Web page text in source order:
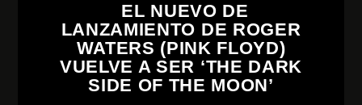
EL NUEVO DE
LANZAMIENTO DE ROGER
WATERS (PINK FLOYD)
VUELVE A SER ‘THE DARK
SIDE OF THE MOON’